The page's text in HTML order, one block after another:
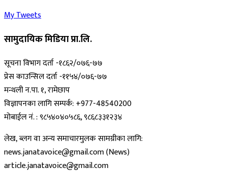
My Tweets
सामुदायिक मिडिया प्रा.लि.
सूचना विभाग दर्ता -१८६२/०७६-७७
प्रेस काउन्सिल दर्ता -११५४/०७६-७७
मन्थली न.पा. १, रामेछाप
विज्ञापनका लागि सम्पर्क: +977-48540200
मोबाईल नं. : ९८५४०४०५८६, ९८६८३३१२३४
लेख, ब्लग वा अन्य समाचारमुलक सामग्रीका लागि:
news.janatavoice@gmail.com (News)
article.janatavoice@gmail.com